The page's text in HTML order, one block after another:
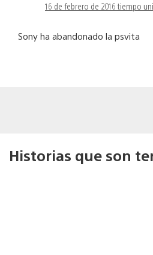
16 de febrero de 2016 tiempo
Sony ha abandonado la psvita
Historias que son